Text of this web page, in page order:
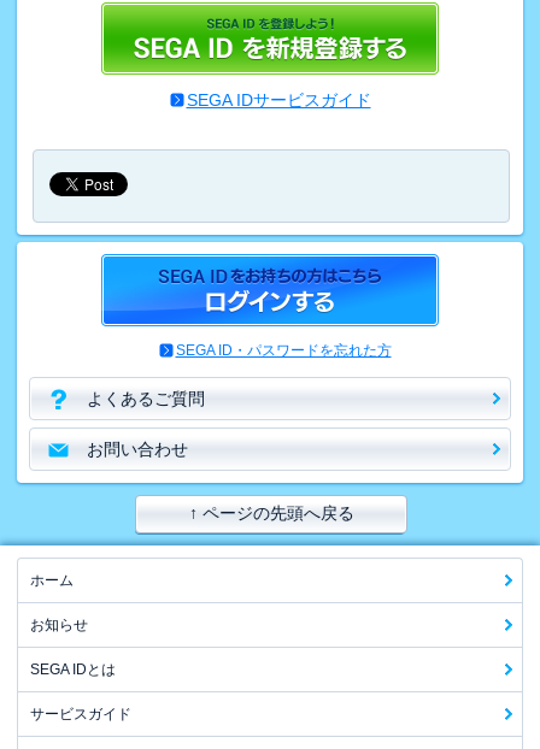
SEGA IDサービスガイド
SEGA ID・パスワードを忘れた方
よくあるご質問
お問い合わせ
↑ ページの先頭へ戻る
ホーム
お知らせ
SEGA IDとは
サービスガイド